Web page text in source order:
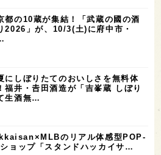
都の10蔵が集結！「武蔵の國の酒
2026」が、10/3(土)に府中市・
にしぼりたてのおいしさを無料体
福井・𠮷田酒造が「吉峯蔵 しぼり
生酒無…
のリアル体感型POP-
ョップ「スタンドハッカイサ…